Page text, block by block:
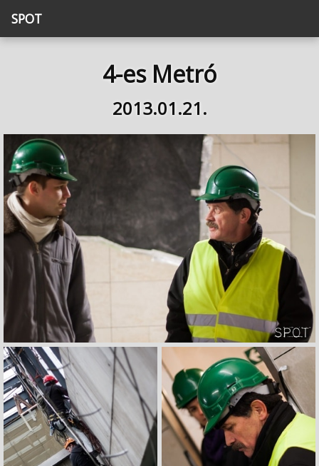
SPOT
4-es Metró
2013.01.21.